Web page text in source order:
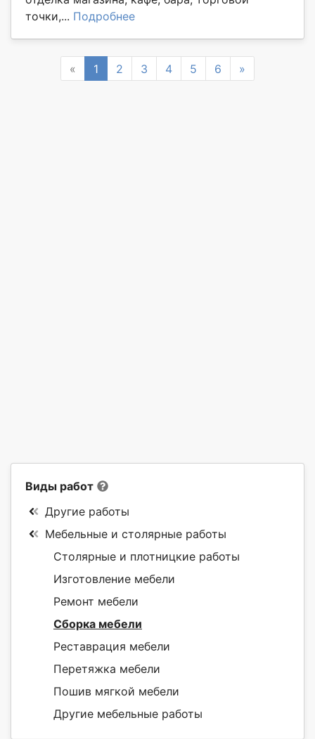
точки,... Подробнее
« Previous
1 2 3 4 5 6 »
Виды работ
Другие работы
Мебельные и столярные работы
Столярные и плотницкие работы
Изготовление мебели
Ремонт мебели
Сборка мебели
Реставрация мебели
Перетяжка мебели
Пошив мягкой мебели
Другие мебельные работы